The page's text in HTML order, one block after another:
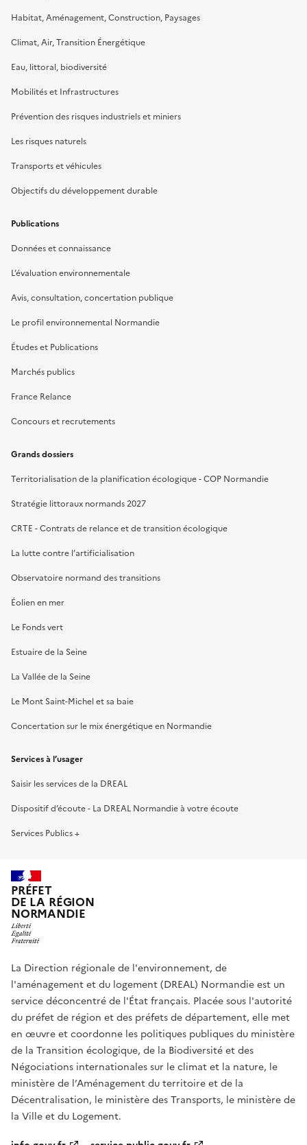
Habitat, Aménagement, Construction, Paysages
Climat, Air, Transition Énergétique
Eau, littoral, biodiversité
Mobilités et Infrastructures
Prévention des risques industriels et miniers
Les risques naturels
Transports et véhicules
Objectifs du développement durable
Publications
Données et connaissance
L’évaluation environnementale
Avis, consultation, concertation publique
Le profil environnemental Normandie
Études et Publications
Marchés publics
France Relance
Concours et recrutements
Grands dossiers
Territorialisation de la planification écologique - COP Normandie
Stratégie littoraux normands 2027
CRTE - Contrats de relance et de transition écologique
La lutte contre l’artificialisation
Observatoire normand des transitions
Éolien en mer
Le Fonds vert
Estuaire de la Seine
La Vallée de la Seine
Le Mont Saint-Michel et sa baie
Concertation sur le mix énergétique en Normandie
Services à l’usager
Saisir les services de la DREAL
Dispositif d’écoute - La DREAL Normandie à votre écoute
Services Publics +
PRÉFET
DE LA RÉGION
NORMANDIE
La Direction régionale de l'environnement, de
l'aménagement et du logement (DREAL) Normandie est un
service déconcentré de l'État français. Placée sous l'autorité
du préfet de région et des préfets de département, elle met
en œuvre et coordonne les politiques publiques du ministère
de la Transition écologique, de la Biodiversité et des
Négociations internationales sur le climat et la nature, le
ministère de l’Aménagement du territoire et de la
Décentralisation, le ministère des Transports, le ministère de
la Ville et du Logement.